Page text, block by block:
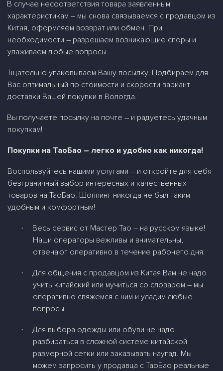
В случае несоответствия товара заявленным
характеристикам – мы снова связываемся с продавцом из
Китая, оформляем возврат или обмен. При
необходимости – разрешаем возникающие споры и
улаживаем любые вопросы.
Тщательно упаковываем Вашу посылку. Подбираем для
Вас оптимальный по стоимости и скорости вариант
доставки Вашей покупки в Вологда.
Вы получаете посылку на почте – и радуетесь удачным
покупкам!
Покупки на ТаоБао – легко и удобно как никогда!
Воспользуйтесь нашими услугами – и откройте для себя
безграничный выбор интересных и качественных
товаров на ТаоБао. Шоппинг никогда не был таким
удобным и комфортным!
·
Весь сервис от Мастер Тао – на русском языке!
Наши операторы вежливы и внимательны,
отвечают оперативно в течение рабочего дня.
·
Для общения с продавцом из Китая Вам не надо
учить китайский или мучиться со словарем – мы
оперативно свяжемся с ним и уладим любые
вопросы.
·
Для выбора одежды или обуви не надо
разбираться в сложной системе китайской
размерной сетки или заказывать наугад. Мы
можем запросить у продавца с ТаоБао реальные